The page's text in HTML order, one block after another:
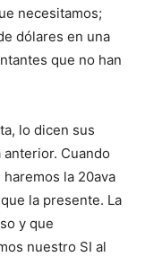
necesitamos;
dólares en una
que no han
lo dicen sus
Cuando
la 20ava
la presente. La
y que
nuestro SI al